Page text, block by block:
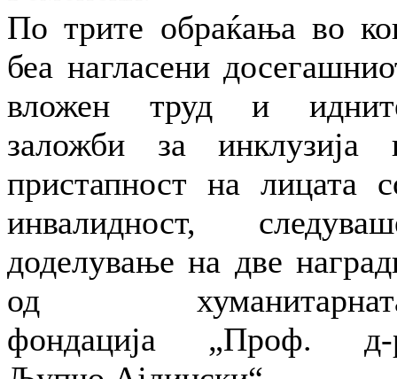
По трите обраќања во
беа нагласени
вложен труд и
заложби за инклузија
пристапност на лицата
инвалидност,
доделување на две
од
фондација „Проф. д-